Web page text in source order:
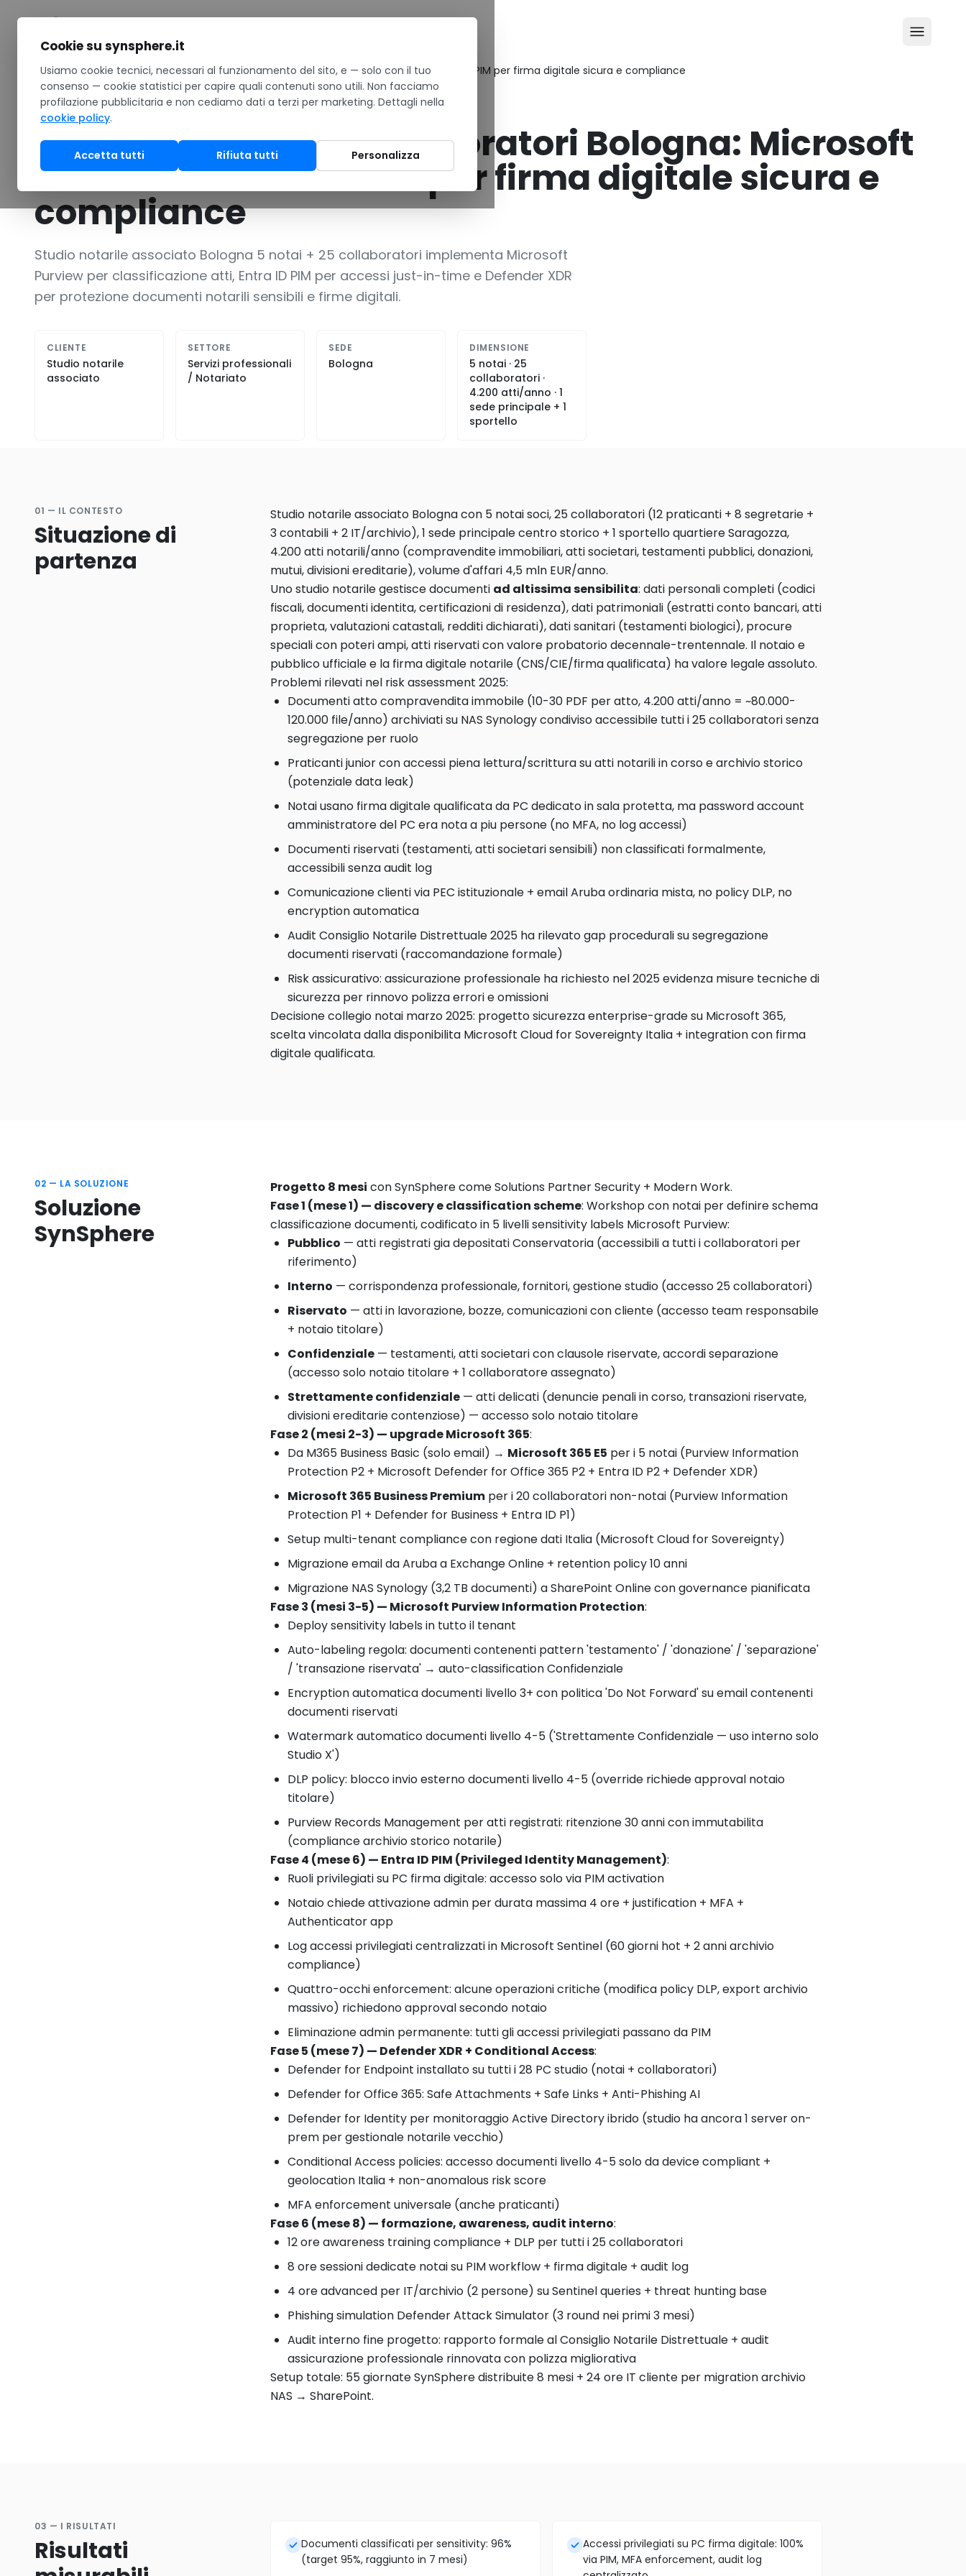
Home/Case study/Studio notarile 25 collaboratori Bologna: Microsoft Purview + Entra ID PIM per firma digitale sicura e compliance
SOFTWARE •Sicurezza• In evidenza
Studio notarile 25 collaboratori Bologna: Microsoft
Purview + Entra ID PIM per firma digitale sicura e
compliance
Studio notarile associato Bologna 5 notai + 25 collaboratori implementa Microsoft
Purview per classificazione atti, Entra ID PIM per accessi just-in-time e Defender XDR
per protezione documenti notarili sensibili e firme digitali.
CLIENTE
Studio notarile
associato
SETTORE
Servizi professionali
/ Notariato
SEDE
Bologna
DIMENSIONE
5 notai · 25
collaboratori ·
4.200 atti/anno · 1
sede principale + 1
sportello
01 — IL CONTESTO
Situazione di
partenza
Studio notarile associato Bologna con 5 notai soci, 25 collaboratori (12 praticanti + 8 segretarie +
3 contabili + 2 IT/archivio), 1 sede principale centro storico + 1 sportello quartiere Saragozza,
4.200 atti notarili/anno (compravendite immobiliari, atti societari, testamenti pubblici, donazioni,
mutui, divisioni ereditarie), volume d'affari 4,5 mln EUR/anno.
Uno studio notarile gestisce documenti ad altissima sensibilita: dati personali completi (codici
fiscali, documenti identita, certificazioni di residenza), dati patrimoniali (estratti conto bancari, atti
proprieta, valutazioni catastali, redditi dichiarati), dati sanitari (testamenti biologici), procure
speciali con poteri ampi, atti riservati con valore probatorio decennale-trentennale. Il notaio e
pubblico ufficiale e la firma digitale notarile (CNS/CIE/firma qualificata) ha valore legale assoluto.
Problemi rilevati nel risk assessment 2025:
Documenti atto compravendita immobile (10-30 PDF per atto, 4.200 atti/anno = ~80.000-
120.000 file/anno) archiviati su NAS Synology condiviso accessibile tutti i 25 collaboratori senza
segregazione per ruolo
Praticanti junior con accessi piena lettura/scrittura su atti notarili in corso e archivio storico
(potenziale data leak)
Notai usano firma digitale qualificata da PC dedicato in sala protetta, ma password account
amministratore del PC era nota a piu persone (no MFA, no log accessi)
Documenti riservati (testamenti, atti societari sensibili) non classificati formalmente,
accessibili senza audit log
Comunicazione clienti via PEC istituzionale + email Aruba ordinaria mista, no policy DLP, no
encryption automatica
Audit Consiglio Notarile Distrettuale 2025 ha rilevato gap procedurali su segregazione
documenti riservati (raccomandazione formale)
Risk assicurativo: assicurazione professionale ha richiesto nel 2025 evidenza misure tecniche di
sicurezza per rinnovo polizza errori e omissioni
Decisione collegio notai marzo 2025: progetto sicurezza enterprise-grade su Microsoft 365,
scelta vincolata dalla disponibilita Microsoft Cloud for Sovereignty Italia + integration con firma
digitale qualificata.
02 — LA SOLUZIONE
Soluzione
SynSphere
Progetto 8 mesi con SynSphere come Solutions Partner Security + Modern Work.
Fase 1 (mese 1) — discovery e classification scheme: Workshop con notai per definire schema
classificazione documenti, codificato in 5 livelli sensitivity labels Microsoft Purview:
Pubblico — atti registrati gia depositati Conservatoria (accessibili a tutti i collaboratori per
riferimento)
Interno — corrispondenza professionale, fornitori, gestione studio (accesso 25 collaboratori)
Riservato — atti in lavorazione, bozze, comunicazioni con cliente (accesso team responsabile
+ notaio titolare)
Confidenziale — testamenti, atti societari con clausole riservate, accordi separazione
(accesso solo notaio titolare + 1 collaboratore assegnato)
Strettamente confidenziale — atti delicati (denuncie penali in corso, transazioni riservate,
divisioni ereditarie contenziose) — accesso solo notaio titolare
Fase 2 (mesi 2-3) — upgrade Microsoft 365:
Da M365 Business Basic (solo email) → Microsoft 365 E5 per i 5 notai (Purview Information
Protection P2 + Microsoft Defender for Office 365 P2 + Entra ID P2 + Defender XDR)
Microsoft 365 Business Premium per i 20 collaboratori non-notai (Purview Information
Protection P1 + Defender for Business + Entra ID P1)
Setup multi-tenant compliance con regione dati Italia (Microsoft Cloud for Sovereignty)
Migrazione email da Aruba a Exchange Online + retention policy 10 anni
Migrazione NAS Synology (3,2 TB documenti) a SharePoint Online con governance pianificata
Fase 3 (mesi 3-5) — Microsoft Purview Information Protection:
Deploy sensitivity labels in tutto il tenant
Auto-labeling regola: documenti contenenti pattern 'testamento' / 'donazione' / 'separazione'
/ 'transazione riservata' → auto-classification Confidenziale
Encryption automatica documenti livello 3+ con politica 'Do Not Forward' su email contenenti
documenti riservati
Watermark automatico documenti livello 4-5 ('Strettamente Confidenziale — uso interno solo
Studio X')
DLP policy: blocco invio esterno documenti livello 4-5 (override richiede approval notaio
titolare)
Purview Records Management per atti registrati: ritenzione 30 anni con immutabilita
(compliance archivio storico notarile)
Fase 4 (mese 6) — Entra ID PIM (Privileged Identity Management):
Ruoli privilegiati su PC firma digitale: accesso solo via PIM activation
Notaio chiede attivazione admin per durata massima 4 ore + justification + MFA +
Authenticator app
Log accessi privilegiati centralizzati in Microsoft Sentinel (60 giorni hot + 2 anni archivio
compliance)
Quattro-occhi enforcement: alcune operazioni critiche (modifica policy DLP, export archivio
massivo) richiedono approval secondo notaio
Eliminazione admin permanente: tutti gli accessi privilegiati passano da PIM
Fase 5 (mese 7) — Defender XDR + Conditional Access:
Defender for Endpoint installato su tutti i 28 PC studio (notai + collaboratori)
Defender for Office 365: Safe Attachments + Safe Links + Anti-Phishing AI
Defender for Identity per monitoraggio Active Directory ibrido (studio ha ancora 1 server on-
prem per gestionale notarile vecchio)
Conditional Access policies: accesso documenti livello 4-5 solo da device compliant +
geolocation Italia + non-anomalous risk score
MFA enforcement universale (anche praticanti)
Fase 6 (mese 8) — formazione, awareness, audit interno:
12 ore awareness training compliance + DLP per tutti i 25 collaboratori
8 ore sessioni dedicate notai su PIM workflow + firma digitale + audit log
4 ore advanced per IT/archivio (2 persone) su Sentinel queries + threat hunting base
Phishing simulation Defender Attack Simulator (3 round nei primi 3 mesi)
Audit interno fine progetto: rapporto formale al Consiglio Notarile Distrettuale + audit
assicurazione professionale rinnovata con polizza migliorativa
Setup totale: 55 giornate SynSphere distribuite 8 mesi + 24 ore IT cliente per migration archivio
NAS → SharePoint.
03 — I RISULTATI
Risultati
Documenti classificati per sensitivity: 96%
(target 95%, raggiunto in 7 mesi)
Accessi privilegiati su PC firma digitale: 100%
via PIM, MFA enforcement, audit log
Cookie su synsphere.it
Usiamo cookie tecnici, necessari al funzionamento del sito, e — solo con il tuo
consenso — cookie statistici per capire quali contenuti sono utili. Non facciamo
profilazione pubblicitaria e non cediamo dati a terzi per marketing. Dettagli nella
cookie policy.
Accetta tutti Rifiuta tutti Personalizza